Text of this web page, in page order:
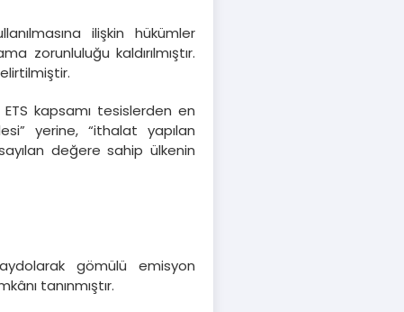
ilişkin hükümler
zorunluluğu kaldırılmıştır.
kapsamı tesislerden en
yerine, “ithalat yapılan
değere sahip ülkenin
gömülü emisyon
tanınmıştır.